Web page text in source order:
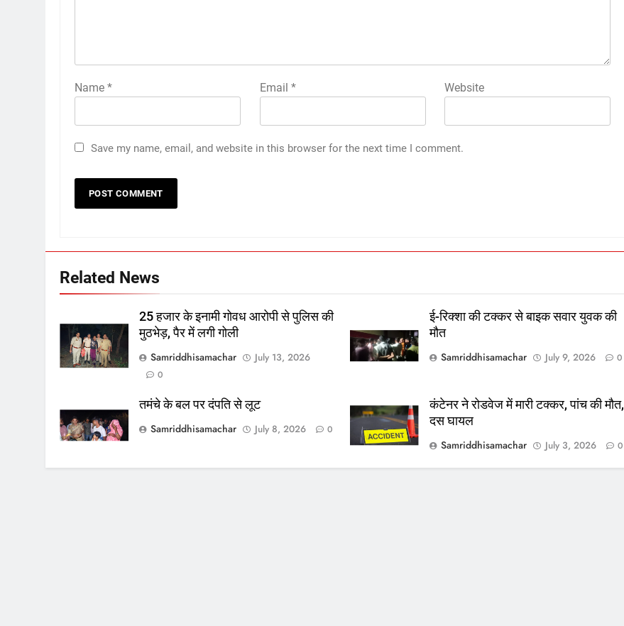
Name * Email * Website
Save my name, email, and website in this browser for the next time I comment.
Related News
25 हजार के इनामी गोवध आरोपी से पुलिस की
मुठभेड़, पैर में लगी गोली
Samriddhisamachar
July 13, 2026
0
ई-रिक्शा की टक्कर से बाइक सवार युवक की
मौत
Samriddhisamachar
July 9, 2026 0
तमंचे के बल पर दंपति से लूट
Samriddhisamachar
July 8, 2026 0
कंटेनर ने रोडवेज में मारी टक्कर, पांच की मौत,
दस घायल
Samriddhisamachar
July 3, 2026 0